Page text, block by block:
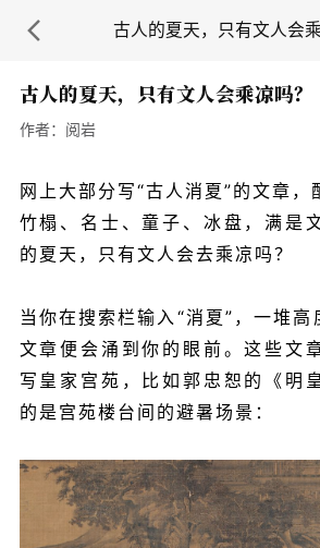
古人的夏天，只有文人会乘
古人的夏天，只有文人会乘凉吗？
作者： 阅岩
网上大部分写“古人消夏”的文章，
竹榻、名士、童子、冰盘，满是
的夏天，只有文人会去乘凉吗？
当你在搜索栏输入“消夏”，一堆高
文章便会涌到你的眼前。这些文
写皇家宫苑，比如郭忠恕的《明
的是宫苑楼台间的避暑场景：